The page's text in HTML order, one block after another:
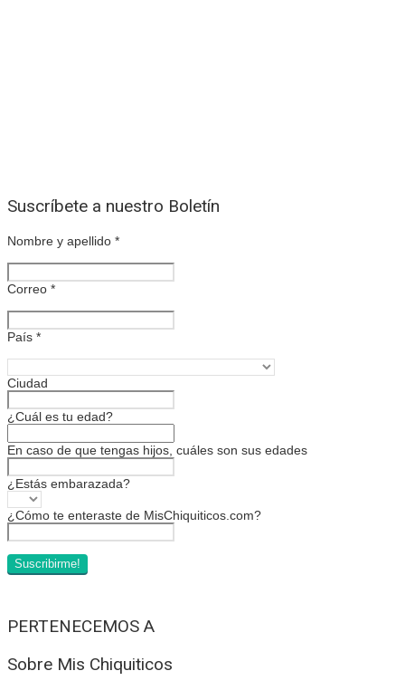
Suscríbete a nuestro Boletín
Nombre y apellido *
Correo *
País *
Ciudad
¿Cuál es tu edad?
En caso de que tengas hijos, cuáles son sus edades
¿Estás embarazada?
¿Cómo te enteraste de MisChiquiticos.com?
PERTENECEMOS A
Sobre Mis Chiquiticos